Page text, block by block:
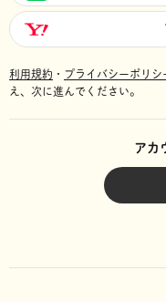
利用規約 ・ プライバシーポリシ
え、次に進んでください。
アカ